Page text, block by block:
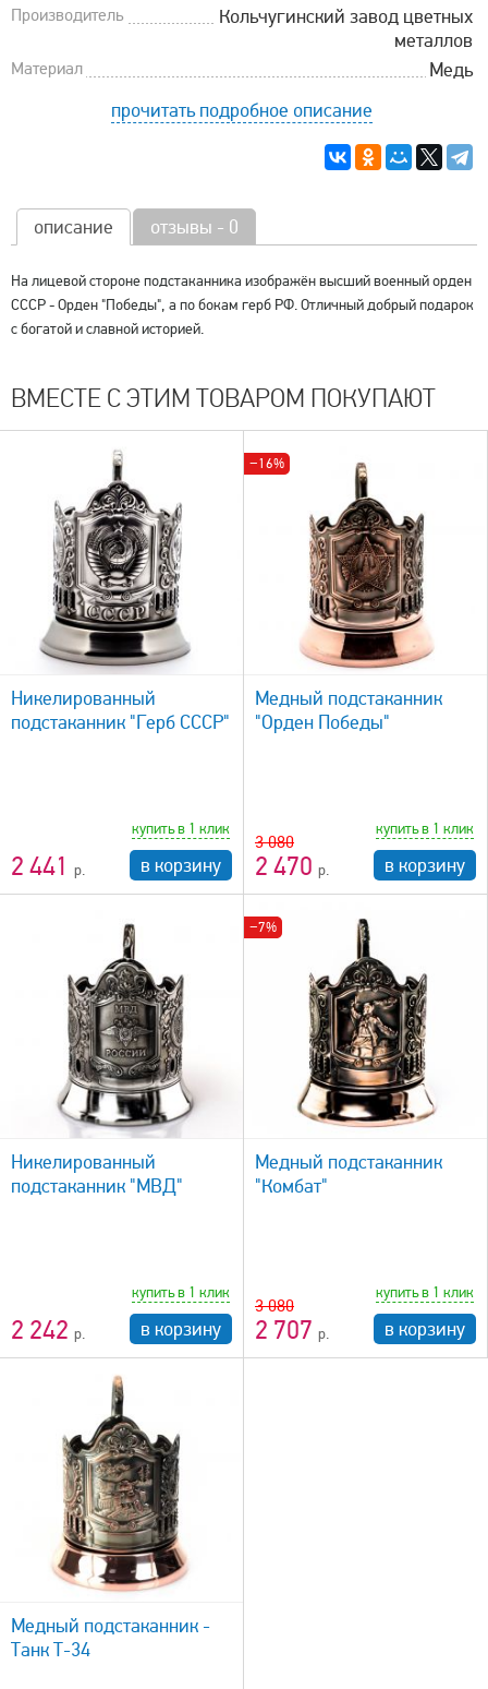
Производитель
Кольчугинский завод цветных
металлов
Материал
Медь
прочитать подробное описание
описание отзывы - 0
На лицевой стороне подстаканника изображён высший военный орден
СССР - Орден "Победы", а по бокам герб РФ. Отличный добрый подарок
с богатой и славной историей.
ВМЕСТЕ С ЭТИМ ТОВАРОМ ПОКУПАЮТ
Никелированный
подстаканник "Герб СССР"
2 441
купить в 1 клик
в корзину
−16%
быстрый просмотр
Медный подстаканник
"Орден Победы"
3 080
2 470
купить в 1 клик
в корзину
Никелированный
подстаканник "МВД"
2 242
купить в 1 клик
в корзину
−7%
быстрый просмотр
Медный подстаканник
"Комбат"
3 080
2 707
купить в 1 клик
в корзину
Медный подстаканник -
Танк Т-34